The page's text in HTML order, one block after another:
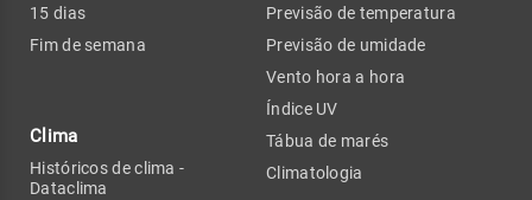
15 dias
Fim de semana
Clima
Históricos de clima -
Dataclima
Previsão de temperatura
Previsão de umidade
Vento hora a hora
Índice UV
Tábua de marés
Climatologia